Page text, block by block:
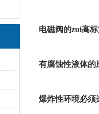
电磁阀的zui高
有腐蚀性液体的
爆炸性环境必须